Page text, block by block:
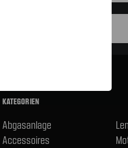
KATEGORIEN
Abgasanlage
Accessoires